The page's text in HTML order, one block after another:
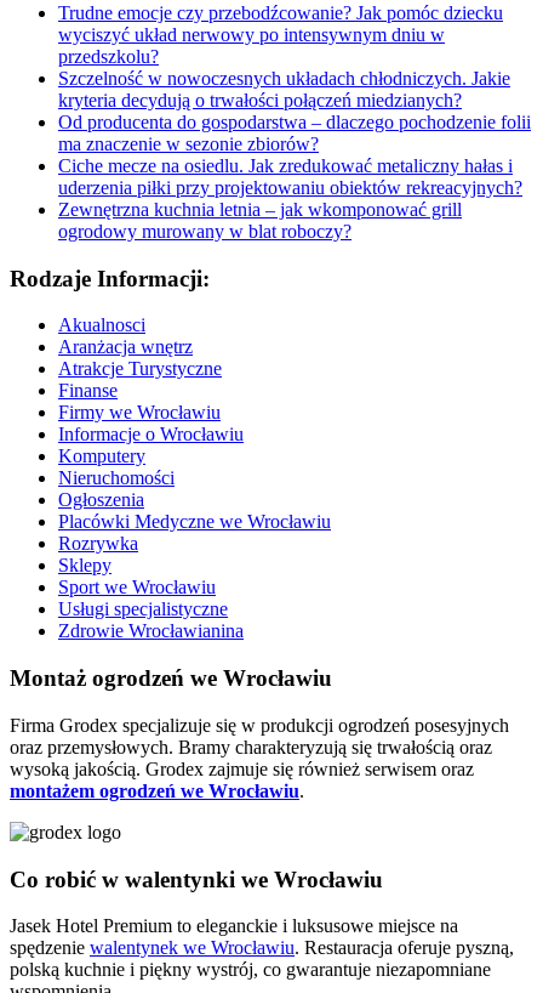
Trudne emocje czy przebodźcowanie? Jak pomóc dziecku
wyciszyć układ nerwowy po intensywnym dniu w
przedszkolu?
Szczelność w nowoczesnych układach chłodniczych. Jakie
kryteria decydują o trwałości połączeń miedzianych?
Od producenta do gospodarstwa – dlaczego pochodzenie folii
ma znaczenie w sezonie zbiorów?
Ciche mecze na osiedlu. Jak zredukować metaliczny hałas i
uderzenia piłki przy projektowaniu obiektów rekreacyjnych?
Zewnętrzna kuchnia letnia – jak wkomponować grill
ogrodowy murowany w blat roboczy?
Rodzaje Informacji:
Akualnosci
Aranżacja wnętrz
Atrakcje Turystyczne
Finanse
Firmy we Wrocławiu
Informacje o Wrocławiu
Komputery
Nieruchomości
Ogłoszenia
Placówki Medyczne we Wrocławiu
Rozrywka
Sklepy
Sport we Wrocławiu
Usługi specjalistyczne
Zdrowie Wrocławianina
Montaż ogrodzeń we Wrocławiu
Firma Grodex specjalizuje się w produkcji ogrodzeń posesyjnych
oraz przemysłowych. Bramy charakteryzują się trwałością oraz
wysoką jakością. Grodex zajmuje się również serwisem oraz
montażem ogrodzeń we Wrocławiu.
Co robić w walentynki we Wrocławiu
Jasek Hotel Premium to eleganckie i luksusowe miejsce na
spędzenie walentynek we Wrocławiu. Restauracja oferuje pyszną,
polską kuchnie i piękny wystrój, co gwarantuje niezapomniane